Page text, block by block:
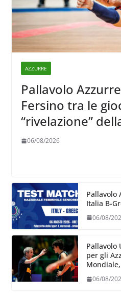
AZZURRE
Pallavolo
Fersino tra le
“rivelazione”
Volleyball World
06/08/2026
Pallavolo
Italia B-
06/08/
Pallavolo
per gli
06/08/